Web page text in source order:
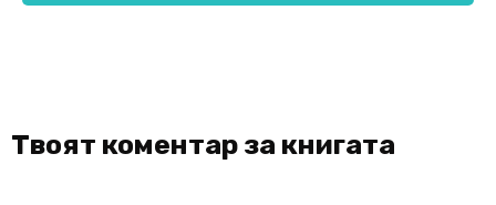
Твоят коментар за книгата